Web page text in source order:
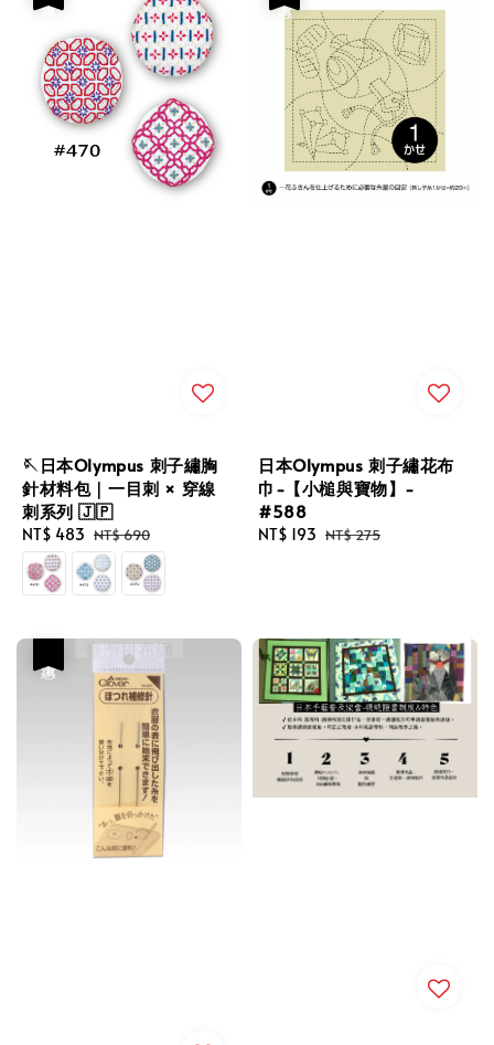
🪡日本Olympus 刺子繡胸
針材料包｜一目刺 × 穿線
刺系列 🇯🇵
Sale
price
NT$ 483 Regular
price
NT$ 690
日本Olympus 刺子繡花布
巾-【小槌與寶物】-
#588
Sale
NT$ 193 Regular
NT$ 275